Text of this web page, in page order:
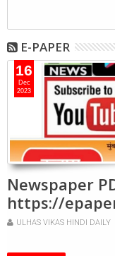
E-PAPER
16
Dec
2023
Newspaper
https://
ULHAS VIKAS HINDI DAILY